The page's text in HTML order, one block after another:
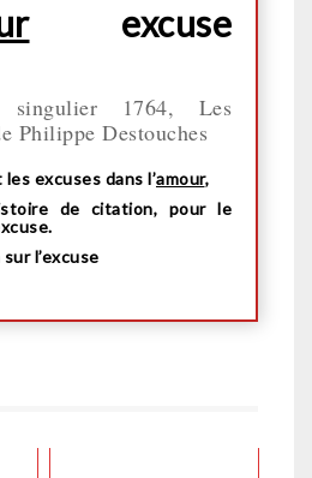
excuse
singulier 1764, Les
Philippe Destouches
excuses dans l’amour,
de citation, pour le
l’excuse